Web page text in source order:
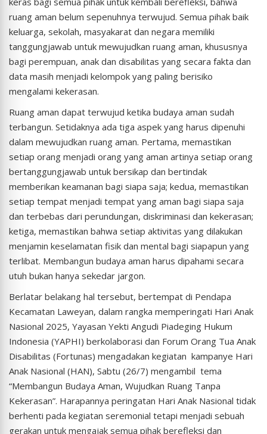
ruang aman belum sepenuhnya terwujud. Semua pihak baik
keluarga, sekolah, masyakarat dan negara memiliki
tanggungjawab untuk mewujudkan ruang aman, khususnya
bagi perempuan, anak dan disabilitas yang secara fakta dan
data masih menjadi kelompok yang paling berisiko
mengalami kekerasan.
Ruang aman dapat terwujud ketika budaya aman sudah
terbangun. Setidaknya ada tiga aspek yang harus dipenuhi
dalam mewujudkan ruang aman. Pertama, memastikan
setiap orang menjadi orang yang aman artinya setiap orang
bertanggungjawab untuk bersikap dan bertindak
memberikan keamanan bagi siapa saja; kedua, memastikan
setiap tempat menjadi tempat yang aman bagi siapa saja
dan terbebas dari perundungan, diskriminasi dan kekerasan;
ketiga, memastikan bahwa setiap aktivitas yang dilakukan
menjamin keselamatan fisik dan mental bagi siapapun yang
terlibat. Membangun budaya aman harus dipahami secara
utuh bukan hanya sekedar jargon.
Berlatar belakang hal tersebut, bertempat di Pendapa
Kecamatan Laweyan, dalam rangka memperingati Hari Anak
Nasional 2025, Yayasan Yekti Angudi Piadeging Hukum
Indonesia (YAPHI) berkolaborasi dan Forum Orang Tua Anak
Disabilitas (Fortunas) mengadakan kegiatan kampanye Hari
Anak Nasional (HAN), Sabtu (26/7) mengambil tema
“Membangun Budaya Aman, Wujudkan Ruang Tanpa
Kekerasan”. Harapannya peringatan Hari Anak Nasional tidak
berhenti pada kegiatan seremonial tetapi menjadi sebuah
gerakan untuk mengajak semua pihak berefleksi dan